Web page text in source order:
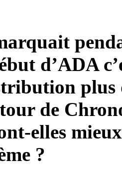
d’ADA
plus
de
elles
?